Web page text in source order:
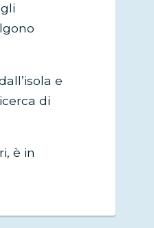
e
di
è in